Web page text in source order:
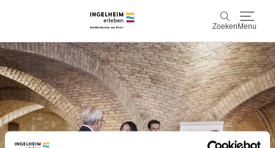
Zoeken Menu
Zoeken
Ontdek & ervaar
Wijn & Plezier
Kaiserpfalz, geschiedenis & cultuur